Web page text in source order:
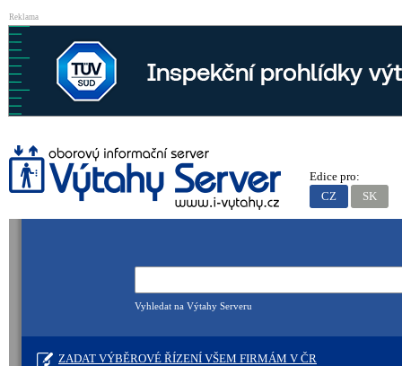
Reklama
Vyhledat na Výtahy Serveru
ZADAT VÝBĚROVÉ ŘÍZENÍ VŠEM FIRMÁM V ČR
Edice pro:
CZ
SK